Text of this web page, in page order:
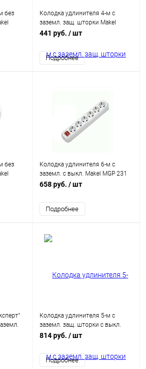
без
Колодка удлинителя 4-м с
заземл. защ. шторки Makel
N4210000
441 руб. / шт
Подробнее
без
Колодка удлинителя 6-м с
заземл. с выкл. Makel MGP 231
658 руб. / шт
Подробнее
Колодка удлинителя 5-м с
заземл. защ. шторки с выкл.
Makel N5310000
814 руб. / шт
Подробнее